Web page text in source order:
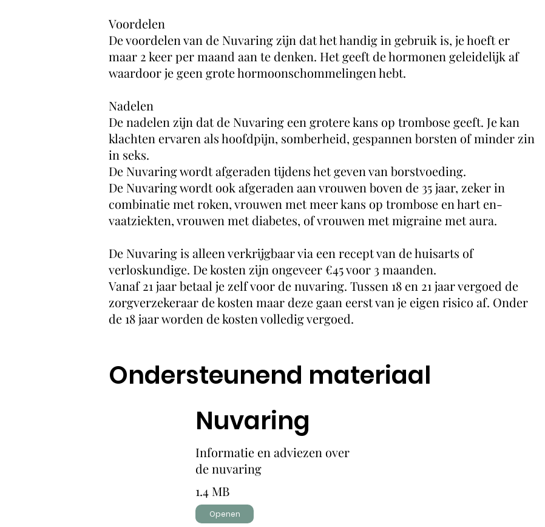
Voordelen
De voordelen van de Nuvaring zijn dat het handig in gebruik is, je hoeft er
maar 2 keer per maand aan te denken. Het geeft de hormonen geleidelijk af
waardoor je geen grote hormoonschommelingen hebt.
Nadelen
De nadelen zijn dat de Nuvaring een grotere kans op trombose geeft. Je kan
klachten ervaren als hoofdpijn, somberheid, gespannen borsten of minder zin
in seks.
De Nuvaring wordt afgeraden tijdens het geven van borstvoeding.
De Nuvaring wordt ook afgeraden aan vrouwen boven de 35 jaar, zeker in
combinatie met roken, vrouwen met meer kans op trombose en hart en-
vaatziekten, vrouwen met diabetes, of vrouwen met migraine met aura.
De Nuvaring is alleen verkrijgbaar via een recept van de huisarts of
verloskundige. De kosten zijn ongeveer €45 voor 3 maanden.
Vanaf 21 jaar betaal je zelf voor de nuvaring. Tussen 18 en 21 jaar vergoed de
zorgverzekeraar de kosten maar deze gaan eerst van je eigen risico af. Onder
de 18 jaar worden de kosten volledig vergoed.
Ondersteunend materiaal
Nuvaring
Informatie en adviezen over
de nuvaring
1.4 MB
Openen